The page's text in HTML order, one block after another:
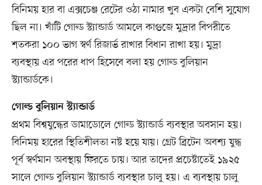
বিনিময় হার বা এক্সচেঞ্জ রেটের ওঠা নামার খুব একটা বেশি সুযোগ
ছিল না। খাঁটি গোল্ড স্ট্যান্ডার্ড আমলে কাগুজে মুদ্রার বিপরীতে
শতকরা ১০০ ভাগ স্বর্ণ রিজার্ভ রাখার বিধান রাখা হয়। মুদ্রা
ব্যবস্থায় এর পরের ধাপ হিসেবে বলা হয় গোল্ড বুলিয়ান
স্ট্যান্ডার্ডকে।
গোল্ড বুলিয়ান স্ট্যান্ডার্ড
প্রথম বিশ্বযুদ্ধের ডামাডোলে গোল্ড স্ট্যান্ডার্ড ব্যবস্থার অবসান হয়।
বিনিময় হারের স্থিতিশীলতা নষ্ট হয়ে যায়। গ্রেট ব্রিটেন অবশ্য যুদ্ধ
পূর্ব স্বর্ণমান অবস্থায় ফিরতে চায়। আর তাদের প্রচেষ্টাতেই ১৯২৫
সালে গোল্ড বুলিয়ান স্ট্যান্ডার্ড ব্যবস্থার চালু হয়। এ ব্যবস্থায় চালু